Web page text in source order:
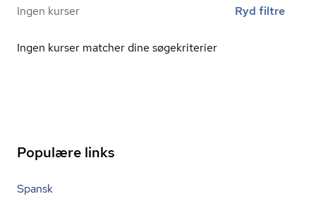
Ingen kurser Ryd filtre
Ingen kurser matcher dine søgekriterier
Populære links
Spansk